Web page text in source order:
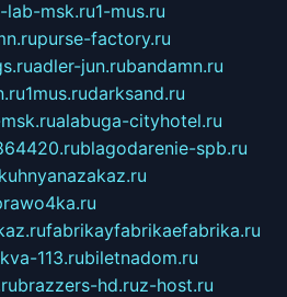
lab-msk.ru1-mus.ru
purse-factory.ru
adler-jun.rubandamn.ru
1mus.rudarksand.ru
alabuga-cityhotel.ru
blagodarenie-spb.ru
fabrikayfabrikaefabrika.ru
113.rubiletnadom.ru
brazzers-hd.ruz-host.ru